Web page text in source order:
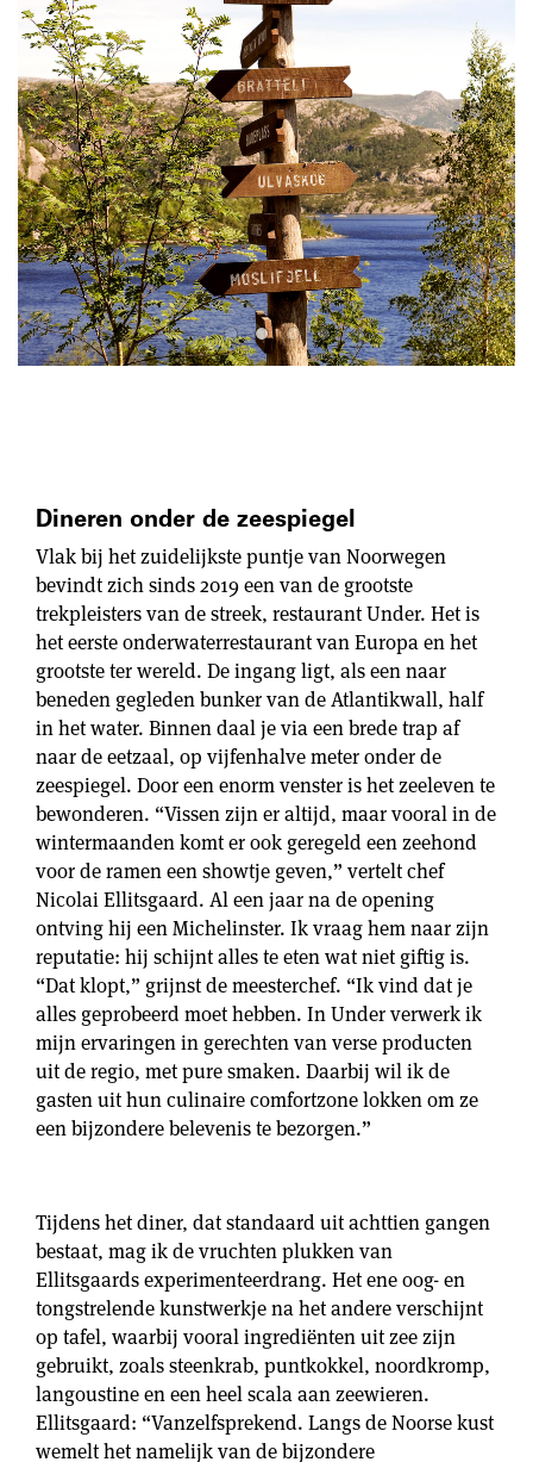
Dineren onder de zeespiegel
Vlak bij het zuidelijkste puntje van Noorwegen
bevindt zich sinds 2019 een van de grootste
trekpleisters van de streek, restaurant Under. Het is
het eerste onderwaterrestaurant van Europa en het
grootste ter wereld. De ingang ligt, als een naar
beneden gegleden bunker van de Atlantikwall, half
in het water. Binnen daal je via een brede trap af
naar de eetzaal, op vijfenhalve meter onder de
zeespiegel. Door een enorm venster is het zeeleven te
bewonderen. “Vissen zijn er altijd, maar vooral in de
wintermaanden komt er ook geregeld een zeehond
voor de ramen een showtje geven,” vertelt chef
Nicolai Ellitsgaard. Al een jaar na de opening
ontving hij een Michelinster. Ik vraag hem naar zijn
reputatie: hij schijnt alles te eten wat niet giftig is.
“Dat klopt,” grijnst de meesterchef. “Ik vind dat je
alles geprobeerd moet hebben. In Under verwerk ik
mijn ervaringen in gerechten van verse producten
uit de regio, met pure smaken. Daarbij wil ik de
gasten uit hun culinaire comfortzone lokken om ze
een bijzondere belevenis te bezorgen.”
Tijdens het diner, dat standaard uit achttien gangen
bestaat, mag ik de vruchten plukken van
Ellitsgaards experimenteerdrang. Het ene oog- en
tongstrelende kunstwerkje na het andere verschijnt
op tafel, waarbij vooral ingrediënten uit zee zijn
gebruikt, zoals steenkrab, puntkokkel, noordkromp,
langoustine en een heel scala aan zeewieren.
Ellitsgaard: “Vanzelfsprekend. Langs de Noorse kust
wemelt het namelijk van de bijzondere